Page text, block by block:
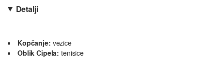
Detalji
Kopčanje: vezice
Oblik Cipela: tenisice